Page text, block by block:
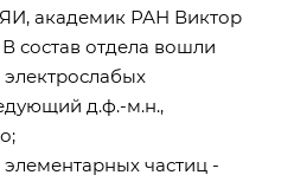
академик РАН Виктор
состав отдела вошли
д.ф.-м.н.,
частиц -